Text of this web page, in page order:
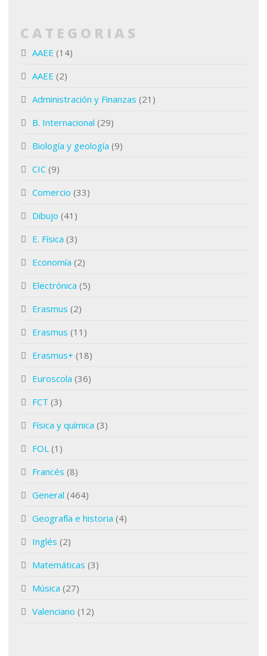
CATEGORIAS
AAEE (14)
AAEE (2)
Administración y Finanzas (21)
B. Internacional (29)
Biología y geología (9)
CIC (9)
Comercio (33)
Dibujo (41)
E. Física (3)
Economía (2)
Electrónica (5)
Erasmus (2)
Erasmus (11)
Erasmus+ (18)
Euroscola (36)
FCT (3)
Física y química (3)
FOL (1)
Francés (8)
General (464)
Geografía e historia (4)
Inglés (2)
Matemáticas (3)
Música (27)
Valenciano (12)